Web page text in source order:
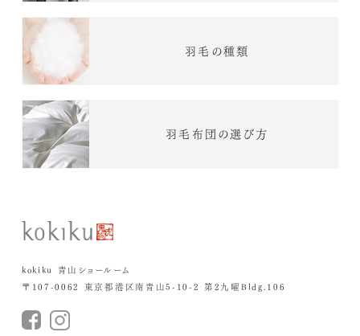
羽毛の種類
羽毛布団の選び方
kokiku 青山ショールーム
〒107-0062 東京都港区南青山5-10-2 第2九曜Bldg.106